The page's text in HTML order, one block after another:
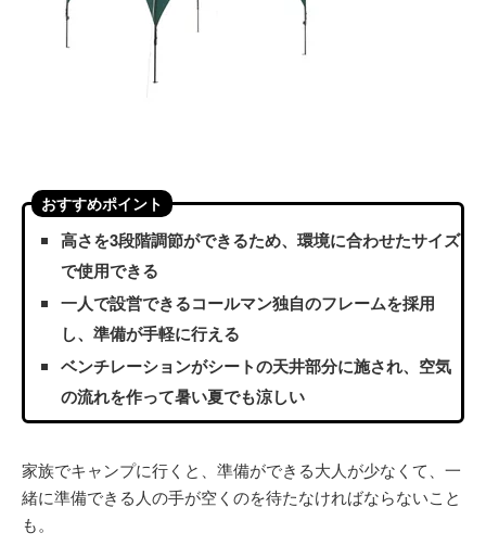
おすすめポイント
高さを3段階調節ができるため、環境に合わせたサイズ
で使用できる
一人で設営できるコールマン独自のフレームを採用
し、準備が手軽に行える
ベンチレーションがシートの天井部分に施され、空気
の流れを作って暑い夏でも涼しい
家族でキャンプに行くと、準備ができる大人が少なくて、一
緒に準備できる人の手が空くのを待たなければならないこと
も。